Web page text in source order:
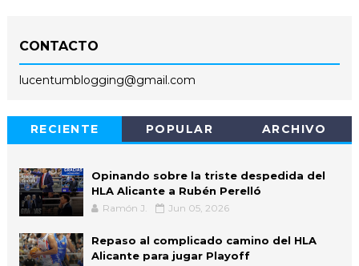
CONTACTO
lucentumblogging@gmail.com
RECIENTE POPULAR ARCHIVO
Opinando sobre la triste despedida del
HLA Alicante a Rubén Perelló
Ramón J. Jun 05, 2026
Repaso al complicado camino del HLA
Alicante para jugar Playoff